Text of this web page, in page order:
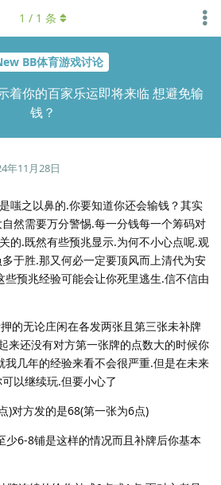
BB体育游戏讨论
着你的百家乐运即将来临 想避免输
钱？
1 / 1 条
年11月28日
嗤之以鼻的.你要知道你还会输钱？其实
然需要万分警惕.每一分钱每一个筹码对
的.既然有些预兆显示.为何不小心点呢.观
于胜.那又何必一定要顶风而上清代为安
预兆经验可能会让你死里逃生.信不信由
的无论庄闲在各发两张且第三张未补牌
来还没有对方第一张牌的点数大的时候你
我几年的经验来看不会很严重.但是在未来
以继续玩.但要小心了
)对方发的是68(第一张为6点)
少6-8铺是这样的情况而且补牌后你基本